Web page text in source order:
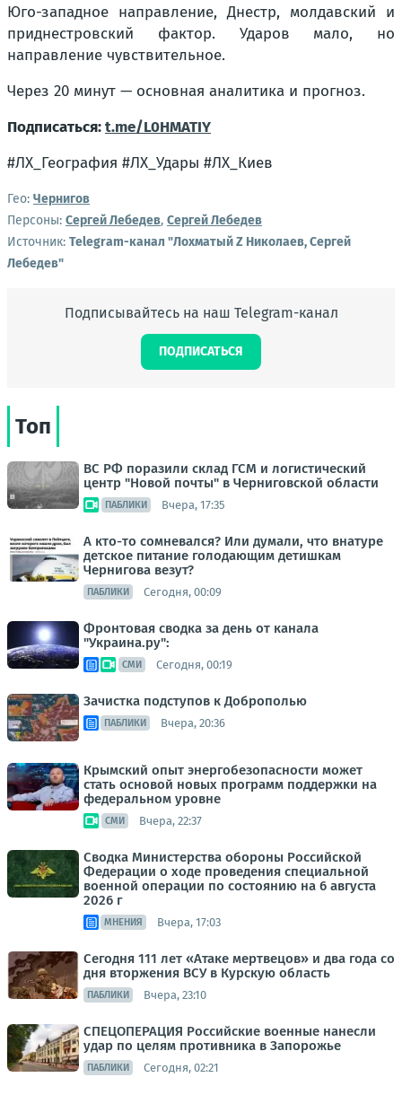
Юго-западное направление, Днестр, молдавский и
приднестровский фактор. Ударов мало, но
направление чувствительное.
Через 20 минут — основная аналитика и прогноз.
Подписаться:t.me/L0HMATIY
#ЛХ_География #ЛХ_Удары #ЛХ_Киев
Гео: Чернигов
Персоны: Сергей Лебедев, Сергей Лебедев
Источник: Telegram-канал "Лохматый Z Николаев, Сергей
Лебедев"
Подписывайтесь на наш Telegram-канал
ПОДПИСАТЬСЯ
Топ
ВС РФ поразили склад ГСМ и логистический
центр "Новой почты" в Черниговской области
ПАБЛИКИ Вчера, 17:35
А кто-то сомневался? Или думали, что внатуре
детское питание голодающим детишкам
Чернигова везут?
ПАБЛИКИ Сегодня, 00:09
Фронтовая сводка за день от канала
"Украина.ру":
СМИ Сегодня, 00:19
Зачистка подступов к Доброполью
ПАБЛИКИ Вчера, 20:36
Крымский опыт энергобезопасности может
стать основой новых программ поддержки на
федеральном уровне
СМИ Вчера, 22:37
Сводка Министерства обороны Российской
Федерации о ходе проведения специальной
военной операции по состоянию на 6 августа
2026 г
МНЕНИЯ Вчера, 17:03
Сегодня 111 лет «Атаке мертвецов» и два года со
дня вторжения ВСУ в Курскую область
ПАБЛИКИ Вчера, 23:10
СПЕЦОПЕРАЦИЯ Российские военные нанесли
удар по целям противника в Запорожье
ПАБЛИКИ Сегодня, 02:21